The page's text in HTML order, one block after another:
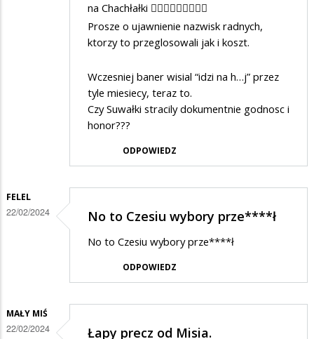
na Chachłałki 🤦🏼‍♀️🤦🏼‍♀️🤦🏼‍♀️
Prosze o ujawnienie nazwisk radnych,
ktorzy to przeglosowali jak i koszt.
Wczesniej baner wisial “idzi na h…j” przez
tyle miesiecy, teraz to.
Czy Suwałki stracily dokumentnie godnosc i
honor???
ODPOWIEDZ
FELEL
22/02/2024 No to Czesiu wybory prze****ł
No to Czesiu wybory prze****ł
ODPOWIEDZ
MAŁY MIŚ
22/02/2024 Łapy precz od Misia.